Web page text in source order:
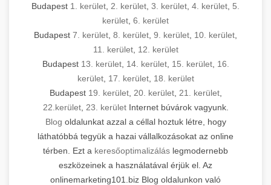
Budapest 1. kerület 2. kerület 3. kerület 4. kerület 5.
kerület 6. kerület
Budapest 7. kerület 8. kerület 9. kerület 10. kerület
11. kerület, 12. kerület
Budapest 13. kerület, 14. kerület, 15. kerület, 16.
kerület, 17. kerület, 18. kerület
Budapest 19. kerület, 20. kerület, 21. kerület,
22.kerület, 23. kerületInternet búvárok vagyunk.
Blog oldalunkat azzal a céllal hoztuk létre, hogy
láthatóbbá tegyük a hazai vállalkozásokat az online
térben. Ezt a keresőoptimalizálás legmodernebb
eszközeinek a használatával érjük el. Az
onlinemarketing101.biz Blog oldalunkon való